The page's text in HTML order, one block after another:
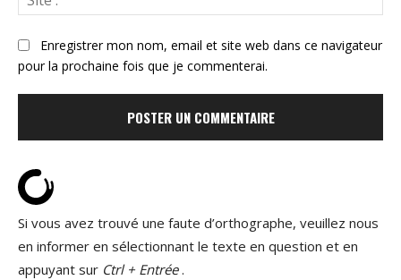
:
Enregistrer mon nom, email et site web dans ce navigateur
pour la prochaine fois que je commenterai.
Si vous avez trouvé une faute d’orthographe, veuillez nous
en informer en sélectionnant le texte en question et en
appuyant sur Ctrl + Entrée.